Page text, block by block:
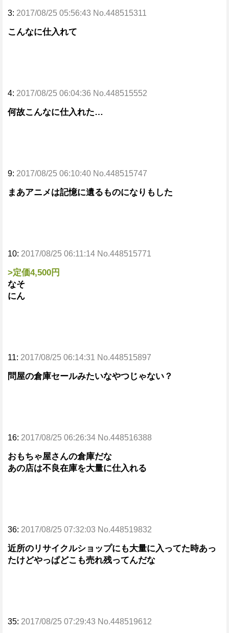
3: 2017/08/25 05:56:43 No.448515311
こんなに仕入れて
4: 2017/08/25 06:04:36 No.448515552
何故こんなに仕入れた…
9: 2017/08/25 06:10:40 No.448515747
まあアニメは記憶に遺るものになりもした
10: 2017/08/25 06:11:14 No.448515771
>定価4,500円
なそ
にん
11: 2017/08/25 06:14:31 No.448515897
問屋の倉庫セールみたいなやつじゃない？
16: 2017/08/25 06:26:34 No.448516388
おもちゃ屋さんの倉庫だな
あの店は不良在庫を大量に仕入れる
36: 2017/08/25 07:32:03 No.448519832
近所のリサイクルショップにも大量に入ってた時あっ
たけどやっぱどこも売れ残ってんだな
35: 2017/08/25 07:29:43 No.448519612